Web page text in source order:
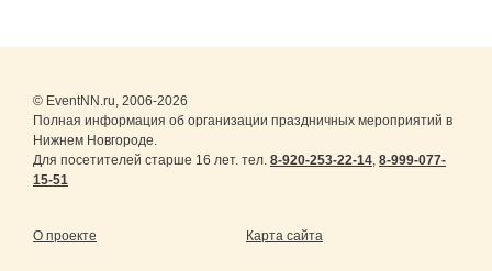
© EventNN.ru, 2006-2026
Полная информация об организации праздничных мероприятий в
Нижнем Новгороде.
Для посетителей старше 16 лет. тел. 8-920-253-22-14, 8-999-077-
15-51
О проекте Карта сайта